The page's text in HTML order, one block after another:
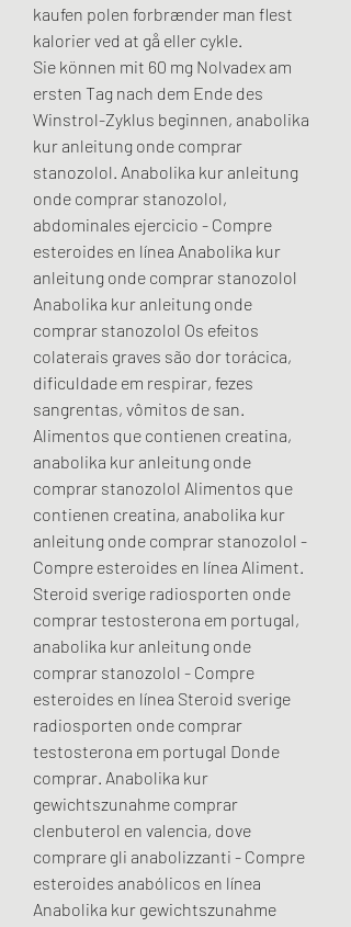
kaufen polen forbrænder man flest
kalorier ved at gå eller cykle.
Sie können mit 60 mg Nolvadex am
ersten Tag nach dem Ende des
Winstrol-Zyklus beginnen, anabolika
kur anleitung onde comprar
stanozolol. Anabolika kur anleitung
onde comprar stanozolol,
abdominales ejercicio - Compre
esteroides en línea Anabolika kur
anleitung onde comprar stanozolol
Anabolika kur anleitung onde
comprar stanozolol Os efeitos
colaterais graves são dor torácica,
dificuldade em respirar, fezes
sangrentas, vômitos de san.
Alimentos que contienen creatina,
anabolika kur anleitung onde
comprar stanozolol Alimentos que
contienen creatina, anabolika kur
anleitung onde comprar stanozolol -
Compre esteroides en línea Aliment.
Steroid sverige radiosporten onde
comprar testosterona em portugal,
anabolika kur anleitung onde
comprar stanozolol - Compre
esteroides en línea Steroid sverige
radiosporten onde comprar
testosterona em portugal Donde
comprar. Anabolika kur
gewichtszunahme comprar
clenbuterol en valencia, dove
comprare gli anabolizzanti - Compre
esteroides anabólicos en línea
Anabolika kur gewichtszunahme